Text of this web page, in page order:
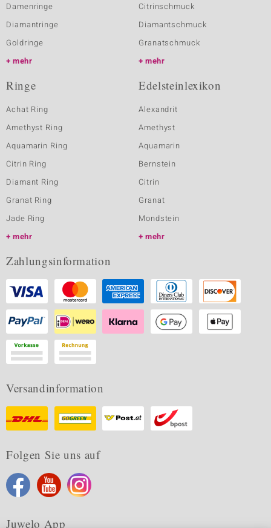
Damenringe
Diamantringe
Goldringe
mehr
Citrinschmuck
Diamantschmuck
Granatschmuck
mehr
Ringe
Achat Ring
Amethyst Ring
Aquamarin Ring
Citrin Ring
Diamant Ring
Granat Ring
Jade Ring
mehr
Edelsteinlexikon
Alexandrit
Amethyst
Aquamarin
Bernstein
Citrin
Granat
Mondstein
mehr
Zahlungsinformation
Versandinformation
Folgen Sie uns auf
Juwelo App